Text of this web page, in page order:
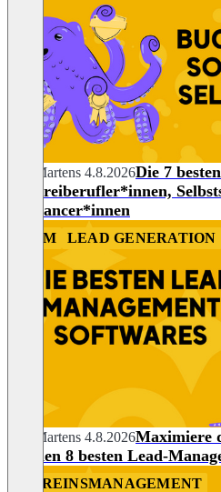
Nils Martens 4.8.2026Die 7
für Freiberufler*innen,
Freelancer*innen
CRM LEAD GENERATION
Nils Martens 4.8.2026Maximiere
mit den 8 besten Lead-
VEREINSMANAGEMENT